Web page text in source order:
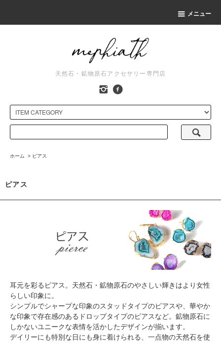
メニュー
天然石・鉱物原石アクセサリー専門店
ホーム > ピアス
ピアス
耳元を彩るピアス。天然石・鉱物原石のやさしい輝きはより女性
らしい印象に。
シンプルでシャープな印象のスタッドタイプのピアスや、華やか
な印象で存在感のあるドロップタイプのピアスなど。鉱物原石に
しかないユニークな表情を活かしたデザインが揃います。
デイリーにも特別な日にも身に着けられる、一点物の天然石を使